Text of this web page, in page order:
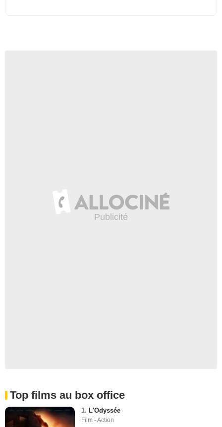
Top films au box office
1. L'Odyssée
Film - Action